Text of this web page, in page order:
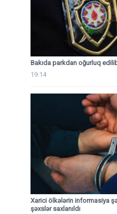
Bakıda parkdan oğurluq
19:14
Xarici ölkələrin informasiya
şəxslər saxlanıldı